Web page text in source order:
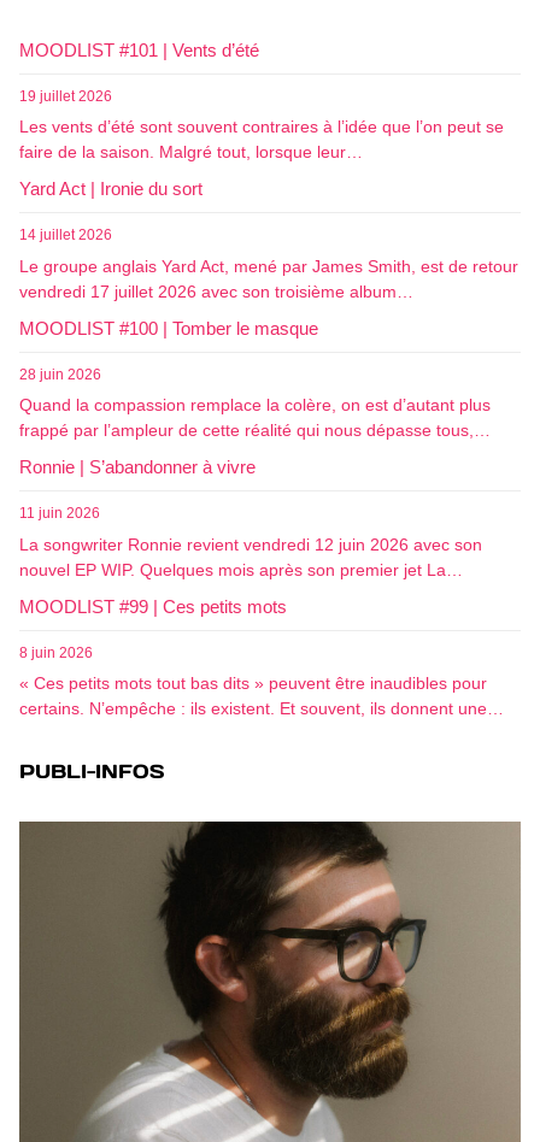
MOODLIST #101 | Vents d’été
19 juillet 2026
Les vents d’été sont souvent contraires à l’idée que l’on peut se
faire de la saison. Malgré tout, lorsque leur…
Yard Act | Ironie du sort
14 juillet 2026
Le groupe anglais Yard Act, mené par James Smith, est de retour
vendredi 17 juillet 2026 avec son troisième album…
MOODLIST #100 | Tomber le masque
28 juin 2026
Quand la compassion remplace la colère, on est d’autant plus
frappé par l’ampleur de cette réalité qui nous dépasse tous,…
Ronnie | S’abandonner à vivre
11 juin 2026
La songwriter Ronnie revient vendredi 12 juin 2026 avec son
nouvel EP WIP. Quelques mois après son premier jet La…
MOODLIST #99 | Ces petits mots
8 juin 2026
« Ces petits mots tout bas dits » peuvent être inaudibles pour
certains. N’empêche : ils existent. Et souvent, ils donnent une…
PUBLI-INFOS